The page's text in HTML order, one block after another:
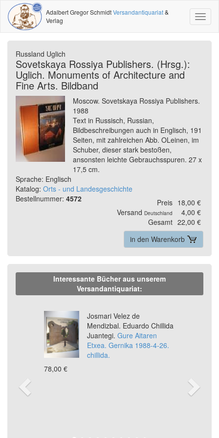
Adalbert Gregor SchmidtVersandantiquariat&
Verlag
Russland Uglich
Sovetskaya Rossiya Publishers. (Hrsg.):
Uglich. Monuments of Architecture and
Fine Arts. Bildband
Moscow. Sovetskaya Rossiya Publishers.
1988
Text in Russisch, Russian,
Bildbeschreibungen auch in Englisch, 191
Seiten, mit zahlreichen Abb. OLeinen, im
Schuber, dieser stark bestoßen,
ansonsten leichte Gebrauchsspuren. 27 x
17,5 cm.
Sprache: Englisch
Katalog: Orts - und Landesgeschichte
Bestellnummer: 4572 Preis 18,00 €
Versand Deutschland
4,00 €
Gesamt 22,00 €
in den Warenkorb
Interessante Bücher aus unserem
Versandantiquariat:
Josmari Velez de
Mendizbal. Eduardo Chillida
Juantegi. Gure Aitaren
Etxea. Gernika 1988-4-26.
chillida.
78,00 €
Previous